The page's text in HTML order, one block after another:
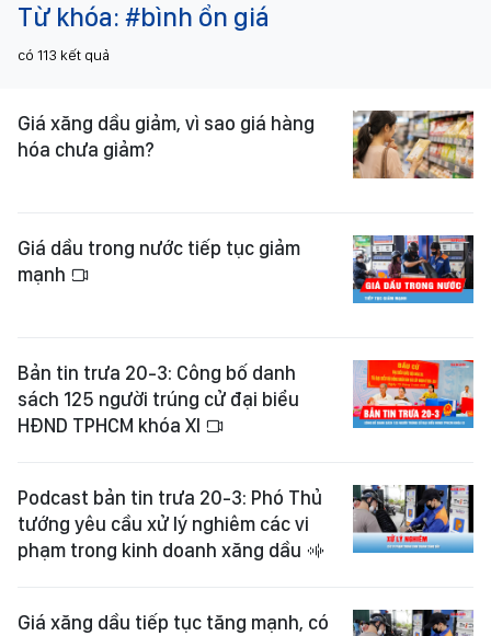
Từ khóa: #bình ổn giá
có 113 kết quả
Giá xăng dầu giảm, vì sao giá hàng
hóa chưa giảm?
Giá dầu trong nước tiếp tục giảm
mạnh
Bản tin trưa 20-3: Công bố danh
sách 125 người trúng cử đại biểu
HĐND TPHCM khóa XI
Podcast bản tin trưa 20-3: Phó Thủ
tướng yêu cầu xử lý nghiêm các vi
phạm trong kinh doanh xăng dầu
Giá xăng dầu tiếp tục tăng mạnh, có